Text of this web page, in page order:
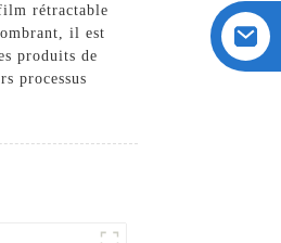
rétractable
il est
produits de
processus